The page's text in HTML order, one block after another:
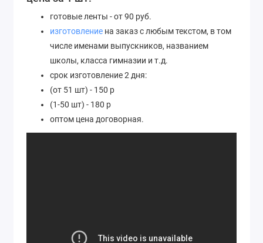
готовые ленты - от 90 руб.
изготовление на заказ с любым текстом, в том
числе именами выпускников, названием
школы, класса гимназии и т.д.
срок изготовление 2 дня:
(от 51 шт) - 150 р
(1-50 шт) - 180 р
оптом цена договорная.